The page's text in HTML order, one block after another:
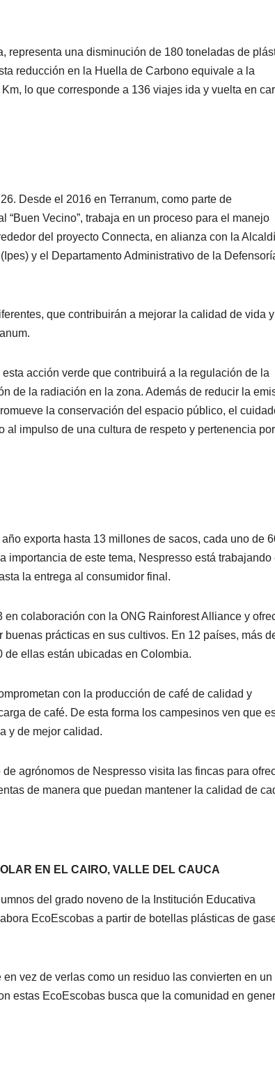
representa una disminución de 180 toneladas de
reducción en la Huella de Carbono equivale a la
lo que corresponde a 136 viajes ida y vuelta en
Desde el 2016 en Terranum, como parte de
Vecino”, trabaja en un proceso para el manejo
del proyecto Connecta, en alianza con la
y el Departamento Administrativo de la
que contribuirán a mejorar la calidad de vida y
acción verde que contribuirá a la regulación de la
de la radiación en la zona. Además de reducir la
la conservación del espacio público, el
impulso de una cultura de respeto y pertenencia por
exporta hasta 13 millones de sacos, cada uno de
de este tema, Nespresso está trabajando
la entrega al consumidor final.
colaboración con la ONG Rainforest Alliance y
prácticas en sus cultivos. En 12 países, más
de ellas están ubicadas en Colombia.
con la producción de café de calidad y
de café. De esta forma los campesinos ven que
y de mejor calidad.
agrónomos de Nespresso visita las fincas para
de manera que puedan mantener la calidad de
EN EL CAIRO, VALLE DEL CAUCA
del grado noveno de la Institución Educativa
EcoEscobas a partir de botellas plásticas de
vez de verlas como un residuo las convierten en un
estas EcoEscobas busca que la comunidad en